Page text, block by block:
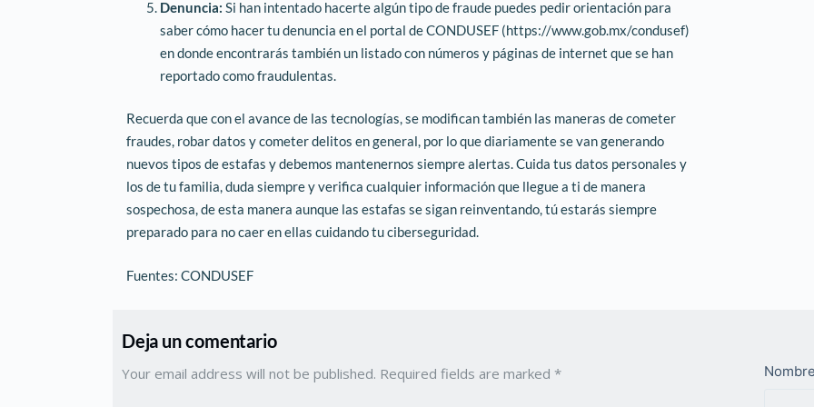
Denuncia: Si han intentado hacerte algún tipo de fraude puedes pedir orientación para
saber cómo hacer tu denuncia en el portal de CONDUSEF (https://www.gob.mx/condusef)
en donde encontrarás también un listado con números y páginas de internet que se han
reportado como fraudulentas.
Recuerda que con el avance de las tecnologías, se modifican también las maneras de cometer
fraudes, robar datos y cometer delitos en general, por lo que diariamente se van generando
nuevos tipos de estafas y debemos mantenernos siempre alertas. Cuida tus datos personales y
los de tu familia, duda siempre y verifica cualquier información que llegue a ti de manera
sospechosa, de esta manera aunque las estafas se sigan reinventando, tú estarás siempre
preparado para no caer en ellas cuidando tu ciberseguridad.
Fuentes: CONDUSEF
Deja un comentario
Your email address will not be published. Required fields are marked *